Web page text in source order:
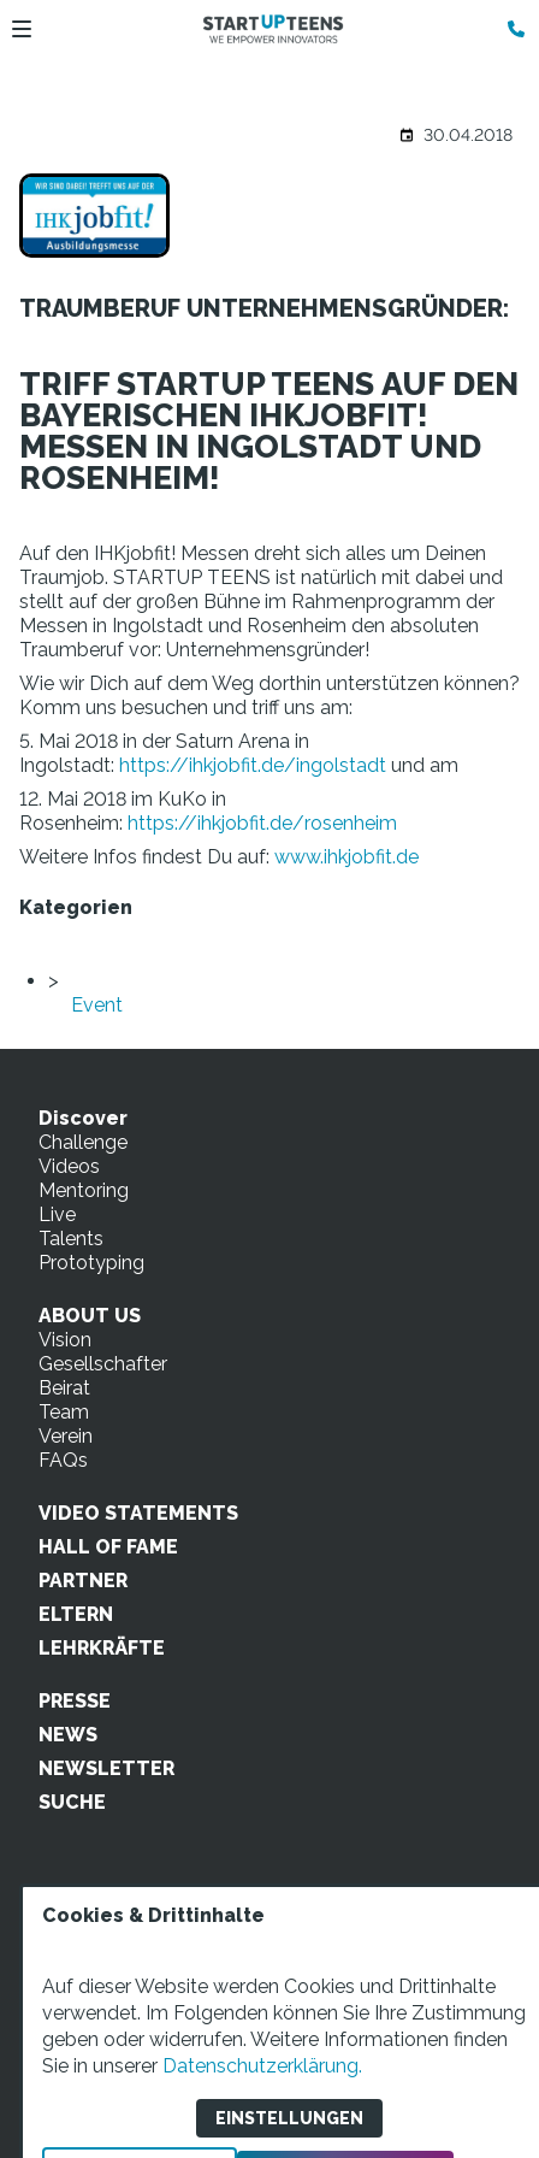
30.04.2018
TRAUMBERUF UNTERNEHMENSGRÜNDER:
TRIFF STARTUP TEENS AUF DEN
BAYERISCHEN IHKJOBFIT!
MESSEN IN INGOLSTADT UND
ROSENHEIM!
Auf den IHKjobfit! Messen dreht sich alles um Deinen
Traumjob. STARTUP TEENS ist natürlich mit dabei und
stellt auf der großen Bühne im Rahmenprogramm der
Messen in Ingolstadt und Rosenheim den absoluten
Traumberuf vor: Unternehmensgründer!
Wie wir Dich auf dem Weg dorthin unterstützen können?
Komm uns besuchen und triff uns am:
5. Mai 2018 in der Saturn Arena in
Ingolstadt: https://ihkjobfit.de/ingolstadt und am
12. Mai 2018 im KuKo in
Rosenheim: https://ihkjobfit.de/rosenheim
Weitere Infos findest Du auf: www.ihkjobfit.de
Kategorien
Event
Discover
Challenge
Videos
Mentoring
Live
Talents
Prototyping
ABOUT US
Vision
Gesellschafter
Beirat
Team
Verein
FAQs
VIDEO STATEMENTS
HALL OF FAME
PARTNER
ELTERN
LEHRKRÄFTE
PRESSE
NEWS
NEWSLETTER
SUCHE
STARTUP TEENS Münsterstraße 5, 59065 Hamm. Fon:
+49 2381 4870207 Mail:info@startupteens.de
Cookies & Drittinhalte
Auf dieser Website werden Cookies und Drittinhalte
verwendet. Im Folgenden können Sie Ihre Zustimmung
geben oder widerrufen. Weitere Informationen finden
Sie in unserer Datenschutzerklärung.
EINSTELLUNGEN